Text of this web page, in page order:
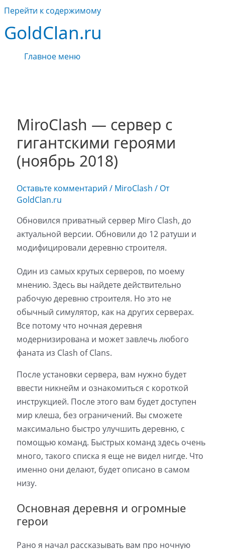
Перейти к содержимому
GoldClan.ru
Главное меню
MiroClash — сервер с
гигантскими героями
(ноябрь 2018)
Оставьте комментарий / MiroClash / От
GoldClan.ru
Обновился приватный сервер Miro Clash, до
актуальной версии. Обновили до 12 ратуши и
модифицировали деревню строителя.
Один из самых крутых серверов, по моему
мнению. Здесь вы найдете действительно
рабочую деревню строителя. Но это не
обычный симулятор, как на других серверах.
Все потому что ночная деревня
модернизирована и может завлечь любого
фаната из Clash of Clans.
После установки сервера, вам нужно будет
ввести никнейм и ознакомиться с короткой
инструкцией. После этого вам будет доступен
мир клеша, без ограничений. Вы сможете
максимально быстро улучшить деревню, с
помощью команд. Быстрых команд здесь очень
много, такого списка я еще не видел нигде. Что
именно они делают, будет описано в самом
низу.
Основная деревня и огромные
герои
Рано я начал рассказывать вам про ночную